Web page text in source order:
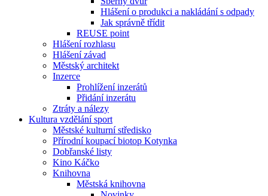
Hlášení o produkci a nakládání s odpady
Jak správně třídit
REUSE point
Hlášení rozhlasu
Hlášení závad
Městský architekt
Inzerce
Prohlížení inzerátů
Přidání inzerátu
Ztráty a nálezy
Kultura vzdělání sport
Městské kulturní středisko
Přírodní koupací biotop Kotynka
Dobřanské listy
Kino Káčko
Knihovna
Městská knihovna